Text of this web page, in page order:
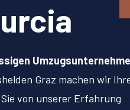
Graz machen wir
von unserer Erfahrung